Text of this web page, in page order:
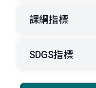
課綱指標
SDGS指標